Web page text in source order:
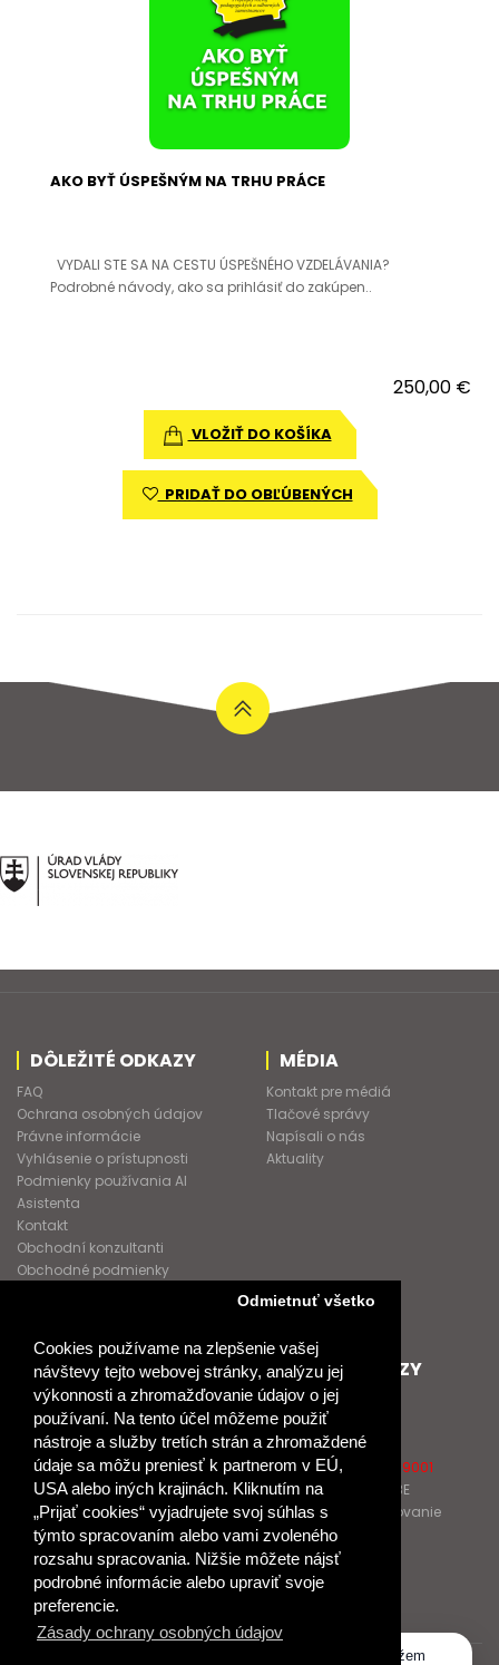
Cookies používame na zlepšenie vašej
návštevy tejto webovej stránky, analýzu jej
výkonnosti a zhromažďovanie údajov o jej
používaní. Na tento účel môžeme použiť
nástroje a služby tretích strán a zhromaždené
údaje sa môžu preniesť k partnerom v EÚ,
USA alebo iných krajinách. Kliknutím na
„Prijať cookies“ vyjadrujete svoj súhlas s
týmto spracovaním alebo vami zvoleného
rozsahu spracovania. Nižšie môžete nájsť
podrobné informácie alebo upraviť svoje
preferencie.
Zásady ochrany osobných údajov
Odmietnuť všetko
AKO BYŤ ÚSPEŠNÝM NA TRHU PRÁCE
VYDALI STE SA NA CESTU ÚSPEŠNÉHO VZDELÁVANIA?
Podrobné návody, ako sa prihlásiť do zakúpen..
250,00 €
VLOŽIŤ DO KOŠÍKA
PRIDAŤ DO OBĽÚBENÝCH
DÔLEŽITÉ ODKAZY
FAQ
Ochrana osobných údajov
Právne informácie
Vyhlásenie o prístupnosti
Podmienky používania AI
Asistenta
Kontakt
Obchodní konzultanti
Obchodné podmienky
MÉDIA
Kontakt pre médiá
Tlačové správy
Napísali o nás
Aktuality
SPOLUPRACUJEME
Podporujeme
Naše projekty
Spolupracujeme
Pošlite nám správu
ĎALŠIE ODKAZY
O Raabe
O Klett
Naši autori
Certifikát kvality ISO 9001
Klientska zóna RAABE
Katalógy na prelistovanie
NÁKUP
Odstúpiť od zmluvy
Dobrý deň, ako vám môžem